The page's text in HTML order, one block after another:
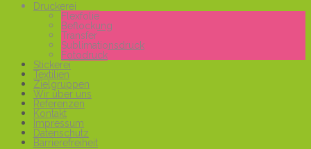
Druckerei
Flexfolie
Beflockung
Transfer
Sublimationsdruck
Fotodruck
Stickerei
Textilien
Zielgruppen
Wir über uns
Referenzen
Kontakt
Impressum
Datenschutz
Barrierefreiheit